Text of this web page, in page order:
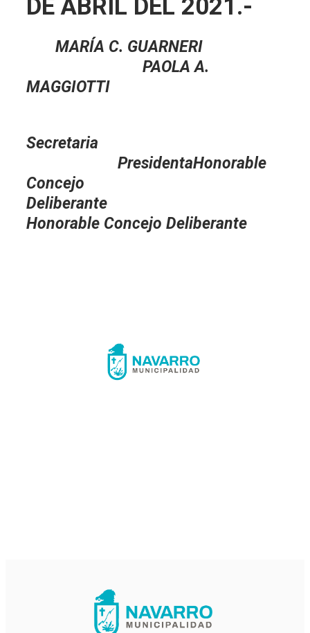
DE ABRIL DEL 2021.-
MARÍA C. GUARNERI
PAOLA A.
MAGGIOTTI
Secretaria
PresidentaHonorable
Concejo
Deliberante
Honorable Concejo Deliberante